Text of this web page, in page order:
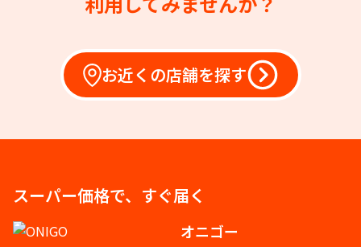
お近くの店舗を探す
スーパー価格で、すぐ届く
オニゴー